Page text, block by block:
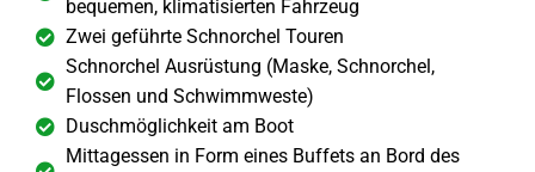
bequemen, klimatisierten Fahrzeug
Zwei geführte Schnorchel Touren
Schnorchel Ausrüstung (Maske, Schnorchel,
Flossen und Schwimmweste)
Duschmöglichkeit am Boot
Mittagessen in Form eines Buffets an Bord des